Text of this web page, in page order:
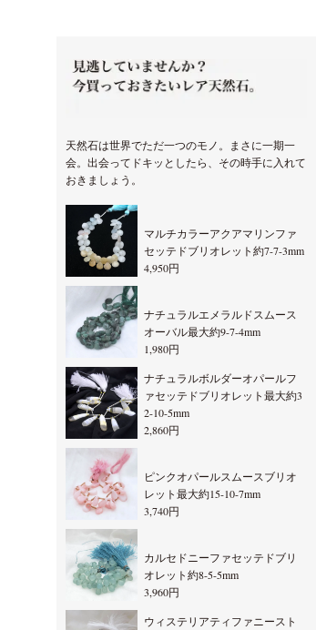
天然石は世界でただ一つのモノ。まさに一期一
会。出会ってドキッとしたら、その時手に入れて
おきましょう。
マルチカラーアクアマリンファ
セッテドブリオレット約7-7-3mm
4,950円
ナチュラルエメラルドスムース
オーバル最大約9-7-4mm
1,980円
ナチュラルボルダーオパールフ
ァセッテドブリオレット最大約3
2-10-5mm
2,860円
ピンクオパールスムースブリオ
レット最大約15-10-7mm
3,740円
カルセドニーファセッテドブリ
オレット約8-5-5mm
3,960円
ウィステリアティファニースト